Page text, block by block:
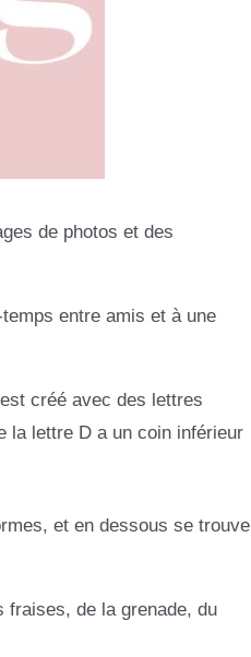
de photos et des
entre amis et à une
créé avec des lettres
la lettre D a un coin inférieur
et en dessous se trouve
fraises, de la grenade, du